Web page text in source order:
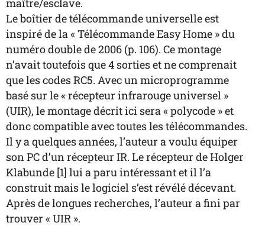
maître/esclave.
Le boîtier de télécommande universelle est
inspiré de la « Télécommande Easy Home » du
numéro double de 2006 (p. 106). Ce montage
n’avait toutefois que 4 sorties et ne comprenait
que les codes RC5. Avec un microprogramme
basé sur le « récepteur infrarouge universel »
(UIR), le montage décrit ici sera « polycode » et
donc compatible avec toutes les télécommandes.
Il y a quelques années, l’auteur a voulu équiper
son PC d’un récepteur IR. Le récepteur de Holger
Klabunde [1] lui a paru intéressant et il l’a
construit mais le logiciel s’est révélé décevant.
Après de longues recherches, l’auteur a fini par
trouver « UIR ».